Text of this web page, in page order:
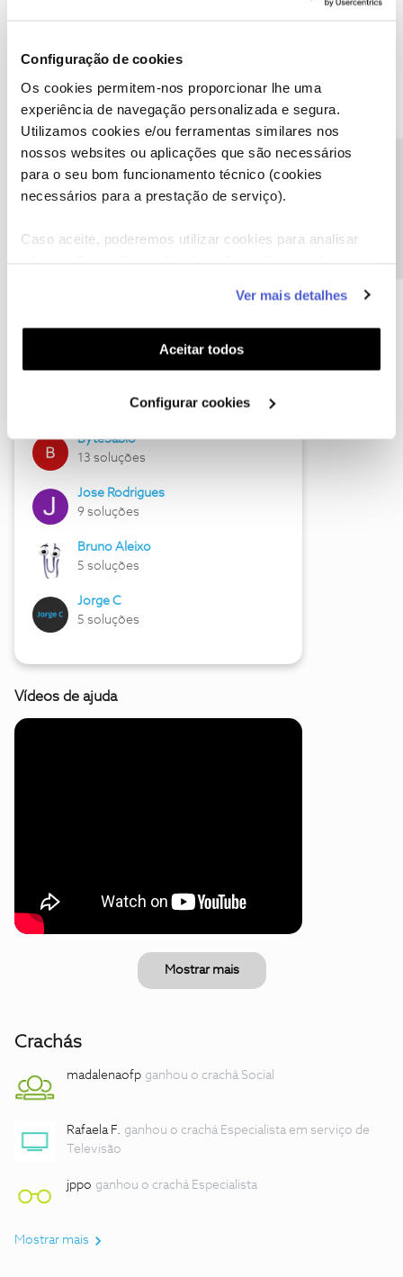
Configuração de cookies
Os cookies permitem-nos proporcionar lhe uma
experiência de navegação personalizada e segura.
Utilizamos cookies e/ou ferramentas similares nos
nossos websites ou aplicações que são necessários
para o seu bom funcionamento técnico (cookies
necessários para a prestação de serviço).
Caso aceite, poderemos utilizar cookies para analisar
funcionalidades (cookies de personalização e
funcionalidade) e adaptar anúncios aos seus interesses
(cookies de publicidade personalizada). Pode gerir a
utilização dos cookies clicando em "Configurar
Ver mais detalhes
Aceitar todos
Configurar cookies
Descubra as novidades de julho
Hall of Fame de julho
17 soluções
ByteSábio
13 soluções
Jose Rodrigues
9 soluções
Bruno Aleixo
5 soluções
Jorge C
5 soluções
Vídeos de ajuda
Mostrar mais
Crachás
madalenaofp ganhou o crachá Social
Rafaela F. ganhou o crachá Especialista em serviço de
Televisão
jppo ganhou o crachá Especialista
Mostrar mais